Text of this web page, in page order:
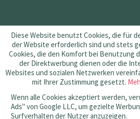
Diese Website benutzt Cookies, die für
der Website erforderlich sind und stets
Cookies, die den Komfort bei Benutzung
der Direktwerbung dienen oder die
Websites und sozialen Netzwerken
mit Ihrer Zustimmung gesetzt.
Wenn alle Cookies akzeptiert werden,
Ads" von Google LLC, um gezielte
Surfverhalten der Nutzer anzuzeigen.